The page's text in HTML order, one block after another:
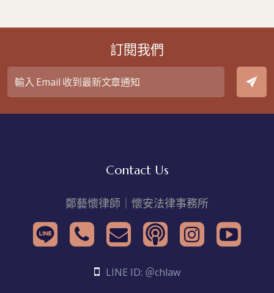
訂閱我們
Contact Us
鄭藝懷律師｜懷安法律事務所
LINE ID: ＠chlaw